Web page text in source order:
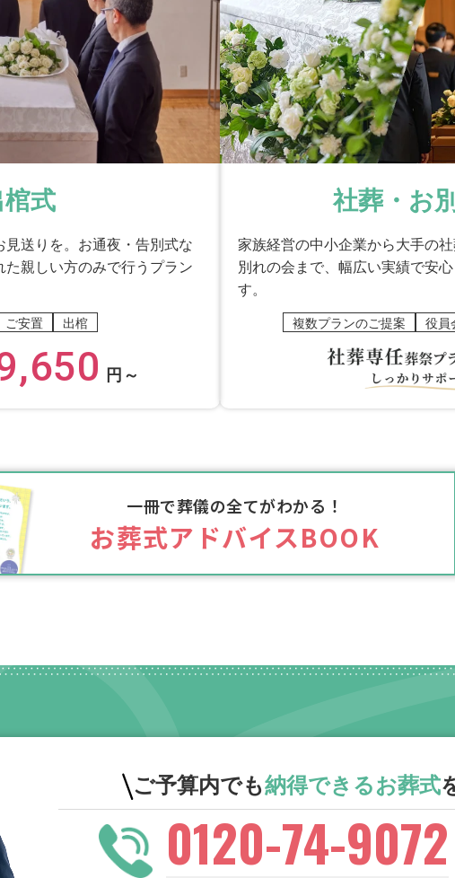
式
送りを。お通夜・告別式な
親しい方のみで行うプラン
ご安置 出棺
円～
社葬・お
家族経営の中小企業から大手の
別れの会まで、幅広い実績で安
す。
複数プランのご提案 役員
一冊で葬儀の全てがわかる！
お葬式アドバイスBOOK
ご予算内でも納得できるお葬式
0120-74-9072